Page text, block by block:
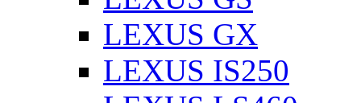
LEXUS GX
LEXUS IS250